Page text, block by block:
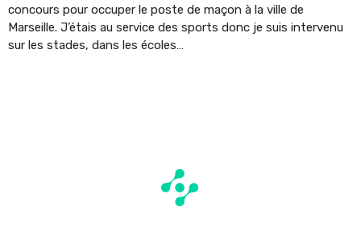
concours pour occuper le poste de maçon à la ville de
Marseille. J’étais au service des sports donc je suis intervenu
sur les stades, dans les écoles…